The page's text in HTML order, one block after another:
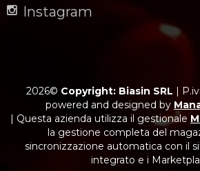
Instagram
2026© Copyright: Biasin SRL |
powered and designed by
| Questa azienda utilizza il gestionale
la gestione completa del
sincronizzazione automatica con il
integrato e i